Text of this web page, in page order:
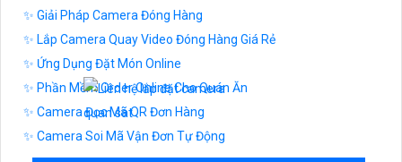
✨ Giải Pháp Camera Đóng Hàng
✨ Lắp Camera Quay Video Đóng Hàng Giá Rẻ
✨ Ứng Dụng Đặt Món Online
✨ Phần Mềm Order Online Cho Quán Ăn
✨ Camera Đọc Mã QR Đơn Hàng
✨ Camera Soi Mã Vận Đơn Tự Động